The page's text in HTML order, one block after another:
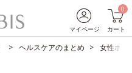
マイページ
0
カート
ヘルスケアのまとめ 女性ホル